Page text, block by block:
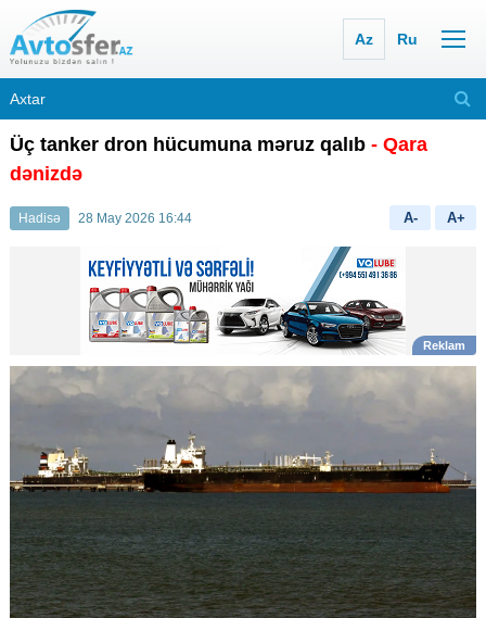
Az Ru
Üç tanker dron hücumuna məruz qalıb - Qara
dənizdə
Hadisə 28 May 2026 16:44 A- A+